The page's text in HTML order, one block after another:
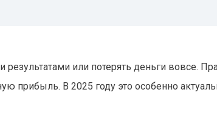
или потерять деньги вовсе.
прибыль. В 2025 году это особенно